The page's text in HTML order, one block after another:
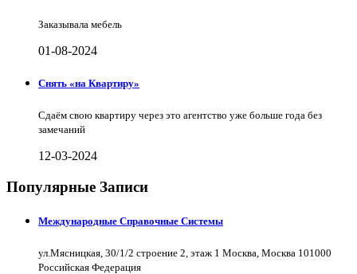
Заказывала мебель
01-08-2024
Снять «на Квартиру»
Сдаём свою квартиру через это агентство уже больше года без
замечаний
12-03-2024
Популярные Записи
Международные Справочные Системы
ул.Мясницкая, 30/1/2 строение 2, этаж 1 Москва, Москва 101000
Российская Федерация